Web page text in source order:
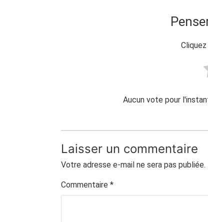
Aucun vote pour
Laisser un commentaire
Votre adresse e-mail ne sera pas publiée.
Commentaire *